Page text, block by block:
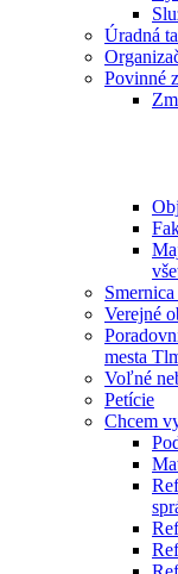
Úradná
Povinné
Verejné
mesta
Voľné
Petície
Chcem